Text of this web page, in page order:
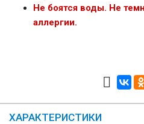
Не боятся воды. Не
аллергии.
ХАРАКТЕРИСТИКИ